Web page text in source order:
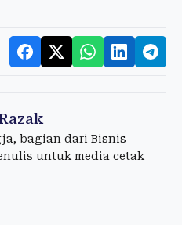
bagian dari Bisnis
untuk media cetak